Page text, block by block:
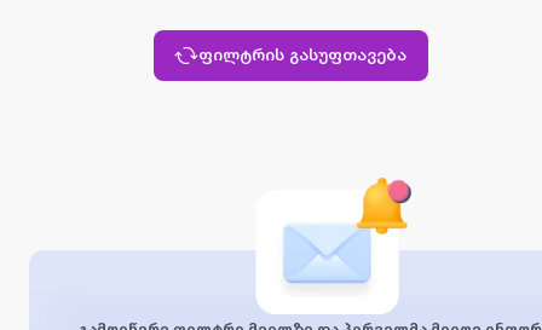
ფილტრის გასუფთავება